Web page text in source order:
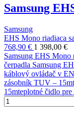
Samsung
Samsung
EHS Mono riadiaca
768,90 € 1 398,00 €
Samsung EHS Mono
čerpadla Samsung
káblový ovládač v
zásobník TUV –
15mteplotné čidlo